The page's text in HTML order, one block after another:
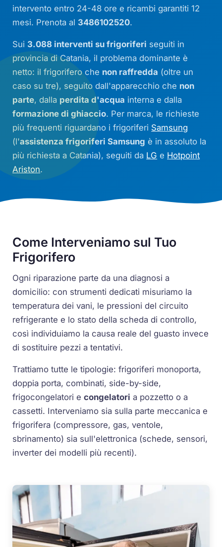
intervento entro 24-48 ore e ricambi garantiti 12
mesi. Prenota al 3486102520.
Sui 3.088 interventi su frigoriferi seguiti in
provincia di Catania, il problema dominante è
netto: il frigorifero che non raffredda (oltre un
caso su tre), seguito dall'apparecchio che non
parte, dalla perdita d'acqua interna e dalla
formazione di ghiaccio. Per marca, le richieste
più frequenti riguardano i frigoriferi Samsung
(l'assistenza frigoriferi Samsung è in assoluto la
più richiesta a Catania), seguiti da LG e Hotpoint
Ariston.
Come Interveniamo sul Tuo
Frigorifero
Ogni riparazione parte da una diagnosi a
domicilio: con strumenti dedicati misuriamo la
temperatura dei vani, le pressioni del circuito
refrigerante e lo stato della scheda di controllo,
così individuiamo la causa reale del guasto invece
di sostituire pezzi a tentativi.
Trattiamo tutte le tipologie: frigoriferi monoporta,
doppia porta, combinati, side-by-side,
frigocongelatori econgelatori a pozzetto o a
cassetti. Interveniamo sia sulla parte meccanica e
frigorifera (compressore, gas, ventole,
sbrinamento) sia sull'elettronica (schede, sensori,
inverter dei modelli più recenti).